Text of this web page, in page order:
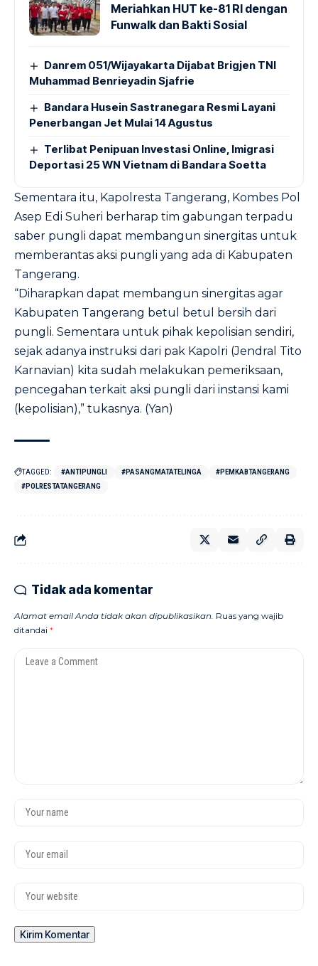
Meriahkan HUT ke-81 RI dengan
Funwalk dan Bakti Sosial
Danrem 051/Wijayakarta Dijabat Brigjen TNI
Muhammad Benrieyadin Sjafrie
Bandara Husein Sastranegara Resmi Layani
Penerbangan Jet Mulai 14 Agustus
Terlibat Penipuan Investasi Online, Imigrasi
Deportasi 25 WN Vietnam di Bandara Soetta
Sementara itu, Kapolresta Tangerang, Kombes Pol
Asep Edi Suheri berharap tim gabungan terpadu
saber pungli dapat membangun sinergitas untuk
memberantas aksi pungli yang ada di Kabupaten
Tangerang.
“Diharapkan dapat membangun sinergitas agar
Kabupaten Tangerang betul betul bersih dari
pungli. Sementara untuk pihak kepolisian sendiri,
sejak adanya instruksi dari pak Kapolri (Jendral Tito
Karnavian) kita sudah melakukan pemeriksaan,
pencegahan terkait aksi pungli dari instansi kami
(kepolisian),” tukasnya. (Yan)
TAGGED: #ANTIPUNGLI #PASANGMATATELINGA
#PEMKABTANGERANG
#POLRESTATANGERANG
Tidak ada komentar
Alamat email Anda tidak akan dipublikasikan. Ruas yang wajib
ditandai *